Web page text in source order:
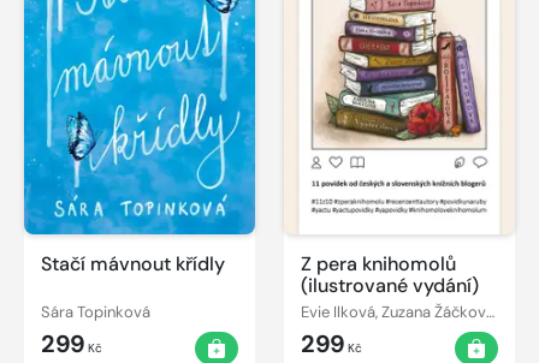
Stačí mávnout křídly
Sára Topinková
299 Kč
Z pera knihomolů
(ilustrované vydání)
Evie Ilková, Zuzana Žáčková, Alena Štraubová, Sára Topinková, Natálie Jalovcová, Michaela Rodová, Eliška Hronová, Lea Stehelová, Adéla Rosípalová, Karolína Skácelová, Marie Vystrčilová
299 Kč